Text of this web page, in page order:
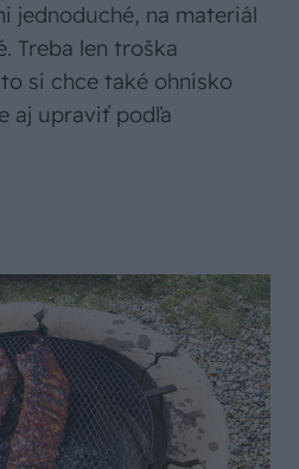
jednoduché, na materiál
Treba len troška
si chce také ohnisko
aj upraviť podľa